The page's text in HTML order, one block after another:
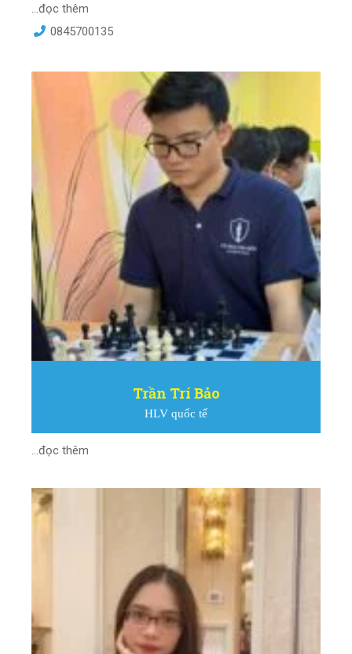
...đọc thêm
0845700135
Trần Trí Bảo
HLV quốc tế
...đọc thêm